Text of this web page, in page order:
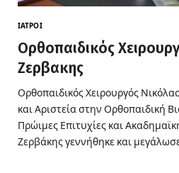
ΙΑΤΡΟΊ
Ορθοπαιδικός
Ζερβακης
Ορθοπαιδικός Χειρουργός
και Αριστεία στην Ορθοπαιδική
Πρώιμες Επιτυχίες και
Ζερβάκης γεννήθηκε και